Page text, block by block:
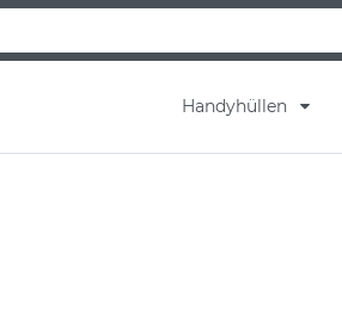
Handyhüllen